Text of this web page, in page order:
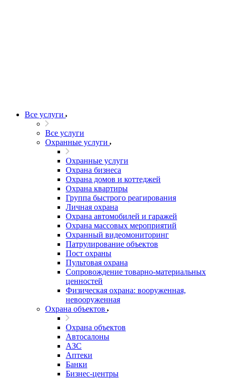
Все услуги
Все услуги
Охранные услуги
Охранные услуги
Охрана бизнеса
Охрана домов и коттеджей
Охрана квартиры
Группа быстрого реагирования
Личная охрана
Охрана автомобилей и гаражей
Охрана массовых мероприятий
Охранный видеомониторинг
Патрулирование объектов
Пост охраны
Пультовая охрана
Сопровождение товарно-материальных
ценностей
Физическая охрана: вооруженная,
невооруженная
Охрана объектов
Охрана объектов
Автосалоны
АЗС
Аптеки
Банки
Бизнес-центры